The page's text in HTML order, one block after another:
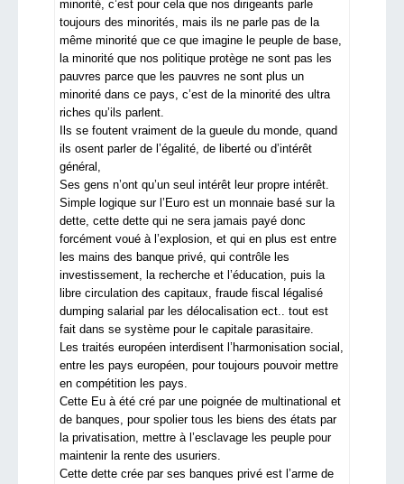
minorité, c’est pour cela que nos dirigeants parle
toujours des minorités, mais ils ne parle pas de la
même minorité que ce que imagine le peuple de base,
la minorité que nos politique protège ne sont pas les
pauvres parce que les pauvres ne sont plus un
minorité dans ce pays, c’est de la minorité des ultra
riches qu’ils parlent.
Ils se foutent vraiment de la gueule du monde, quand
ils osent parler de l’égalité, de liberté ou d’intérêt
général,
Ses gens n’ont qu’un seul intérêt leur propre intérêt.
Simple logique sur l’Euro est un monnaie basé sur la
dette, cette dette qui ne sera jamais payé donc
forcément voué à l’explosion, et qui en plus est entre
les mains des banque privé, qui contrôle les
investissement, la recherche et l’éducation, puis la
libre circulation des capitaux, fraude fiscal légalisé
dumping salarial par les délocalisation ect.. tout est
fait dans se système pour le capitale parasitaire.
Les traités européen interdisent l’harmonisation social,
entre les pays européen, pour toujours pouvoir mettre
en compétition les pays.
Cette Eu à été cré par une poignée de multinational et
de banques, pour spolier tous les biens des états par
la privatisation, mettre à l’esclavage les peuple pour
maintenir la rente des usuriers.
Cette dette crée par ses banques privé est l’arme de